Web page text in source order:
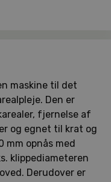
maskine til det
Den er
fjernelse af
og egnet til krat og
mm opnås med
klippediameteren
Derudover er